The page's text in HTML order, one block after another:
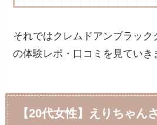
それではクレムドアンブラック
の体験レポ・口コミを見ていき
【20代女性】えりちゃん